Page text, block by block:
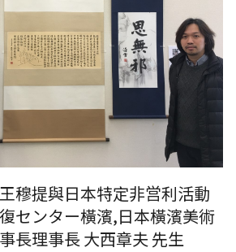
穆提與日本特定非営利活動
センター橫濱,日本橫濱美術
長理事長 大西章夫 先生